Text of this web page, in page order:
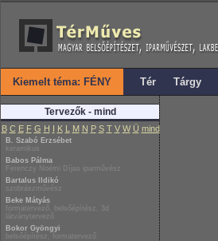
Kiemelt téma: FÉNY Tér Tárgy
Tervezők - mind
B C E F G H I K L M N P S T V W Ü mind
B. Szabó Erzsébet
keramikus
Babos Pálma
Ferenczy Noémi Díjas iparművész
Bartalus Ildikó
szobrászművész
Beke Mátyás
formatervező, belsőépítész, 3d
látványtervező
Bokor Gyöngyi
belsőépítész, formatervező